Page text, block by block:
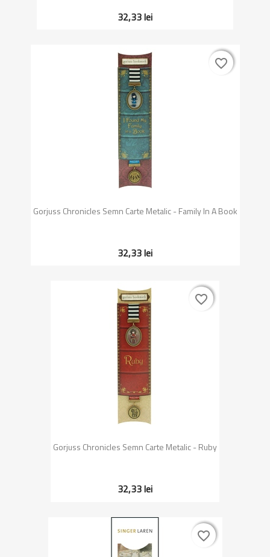
32,33 lei
Gorjuss Chronicles Semn Carte Metalic - Family In A Book
32,33 lei
favorite_border
favorite_border
Gorjuss Chronicles Semn Carte Metalic - Ruby
32,33 lei
favorite_border
favorite_border
favorite_border
favorite_border